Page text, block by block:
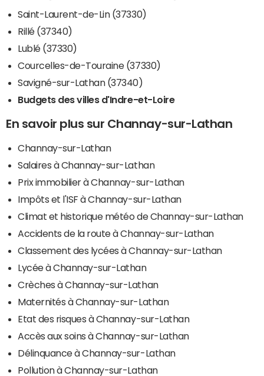
Saint-Laurent-de-Lin (37330)
Rillé (37340)
Lublé (37330)
Courcelles-de-Touraine (37330)
Savigné-sur-Lathan (37340)
Budgets des villes d'Indre-et-Loire
En savoir plus sur Channay-sur-Lathan
Channay-sur-Lathan
Salaires à Channay-sur-Lathan
Prix immobilier à Channay-sur-Lathan
Impôts et l'ISF à Channay-sur-Lathan
Climat et historique météo de Channay-sur-Lathan
Accidents de la route à Channay-sur-Lathan
Classement des lycées à Channay-sur-Lathan
Lycée à Channay-sur-Lathan
Crèches à Channay-sur-Lathan
Maternités à Channay-sur-Lathan
Etat des risques à Channay-sur-Lathan
Accès aux soins à Channay-sur-Lathan
Délinquance à Channay-sur-Lathan
Pollution à Channay-sur-Lathan